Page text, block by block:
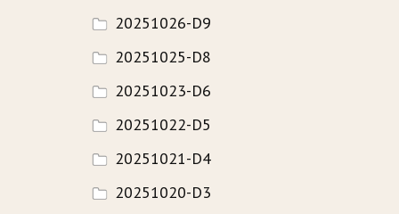
FOTOGALERIE20251026-D9
20251025-D8
20251023-D6
20251022-D5
20251021-D4
20251020-D3